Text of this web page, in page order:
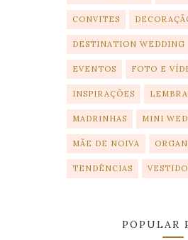
CONVITES
DESTINATION WEDDING
EVENTOS FOTO E
INSPIRAÇÕES
MADRINHAS MINI
MÃE DE NOIVA
TENDÊNCIAS
POPULAR